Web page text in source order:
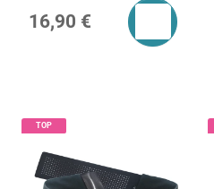
16,90 €
TOP